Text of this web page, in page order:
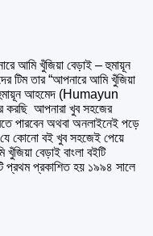
আমি খুঁজিয়া বেড়াই – হুমায়ূন
টিম তার “আপনারে আমি খুঁজিয়া
হুমায়ূন আহমেদ (Humayun
করছি আপনারা খুব সহজের
পারবেন অথবা অনলাইনেই পড়ে
কোনো বই খুব সহজেই পেয়ে
বেড়াই বাংলা বইটি
প্রথম প্রকাশিত হয় ১৯৯৪ সালে